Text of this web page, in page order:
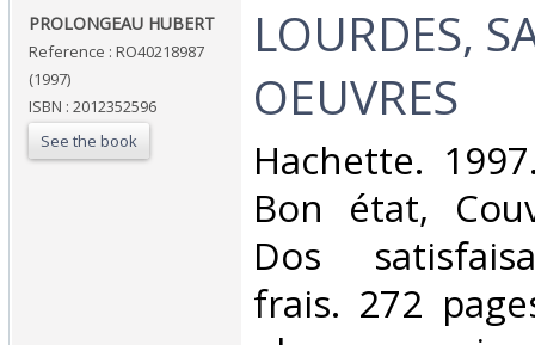
‎PROLONGEAU HUBERT‎
Reference : RO40218987
(1997)
ISBN : 2012352596
See the book
‎LOURDES,
OEUVRES‎
‎Hachette.
Bon état,
Dos
frais. 272